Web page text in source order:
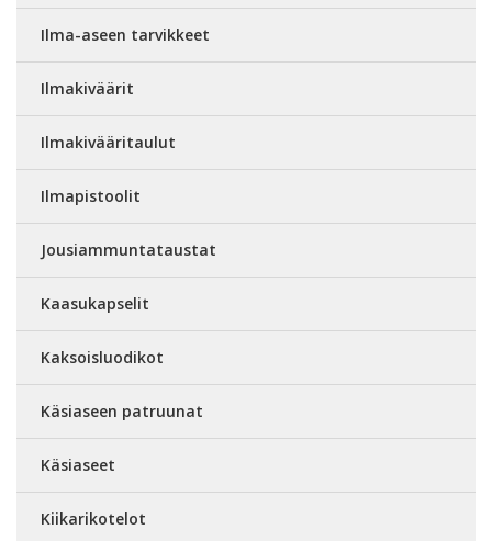
Ilma-aseen tarvikkeet
Ilmakiväärit
Ilmakivääritaulut
Ilmapistoolit
Jousiammuntataustat
Kaasukapselit
Kaksoisluodikot
Käsiaseen patruunat
Käsiaseet
Kiikarikotelot